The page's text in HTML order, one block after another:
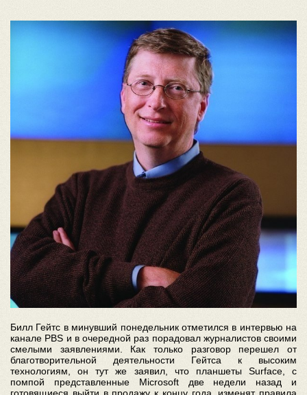
Билл Гейтс в минувший понедельник отметился в интервью на
канале PBS и в очередной раз порадовал журналистов своими
смелыми заявлениями. Как только разговор перешел от
благотворительной деятельности Гейтса к высоким
технологиям, он тут же заявил, что планшеты Surface, с
помпой представленные Microsoft две недели назад и